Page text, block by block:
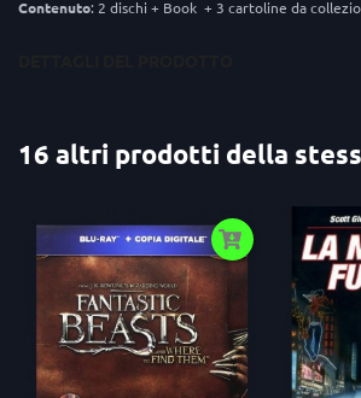
Contenuto: 2 dischi + Book + 3 cartoline da
16 altri prodotti della